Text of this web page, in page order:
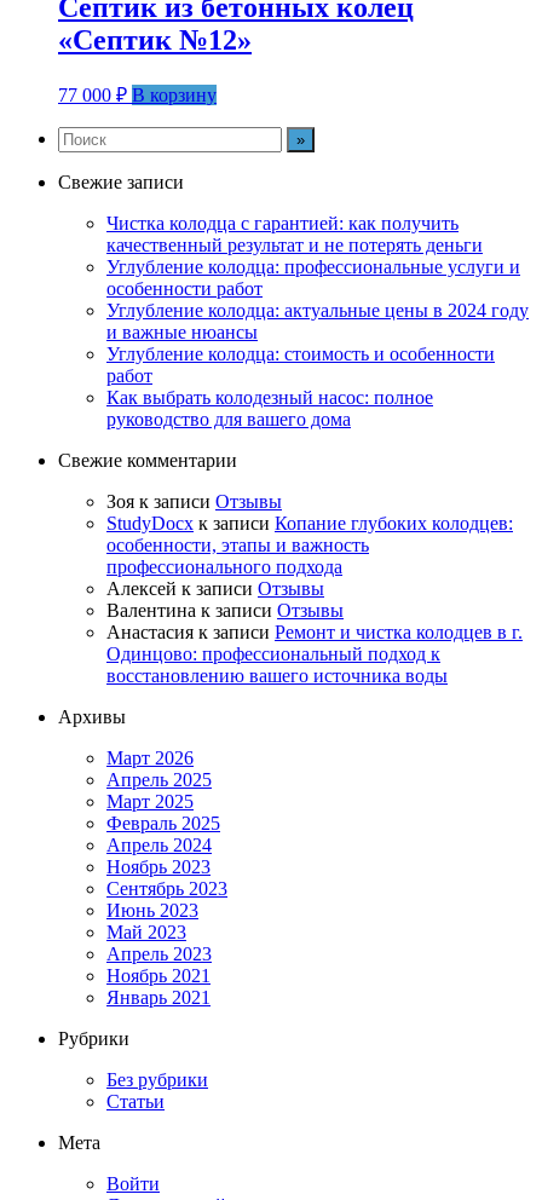
Септик из бетонных колец
«Септик №12»
77 000 ₽ В корзину
Свежие записи
Чистка колодца с гарантией: как получить
качественный результат и не потерять деньги
Углубление колодца: профессиональные услуги и
особенности работ
Углубление колодца: актуальные цены в 2024 году
и важные нюансы
Углубление колодца: стоимость и особенности
работ
Как выбрать колодезный насос: полное
руководство для вашего дома
Свежие комментарии
Зоя к записи Отзывы
StudyDocx к записи Копание глубоких колодцев:
особенности, этапы и важность
профессионального подхода
Алексей к записи Отзывы
Валентина к записи Отзывы
Анастасия к записи Ремонт и чистка колодцев в г.
Одинцово: профессиональный подход к
восстановлению вашего источника воды
Архивы
Март 2026
Апрель 2025
Март 2025
Февраль 2025
Апрель 2024
Ноябрь 2023
Сентябрь 2023
Июнь 2023
Май 2023
Апрель 2023
Ноябрь 2021
Январь 2021
Рубрики
Без рубрики
Статьи
Мета
Войти